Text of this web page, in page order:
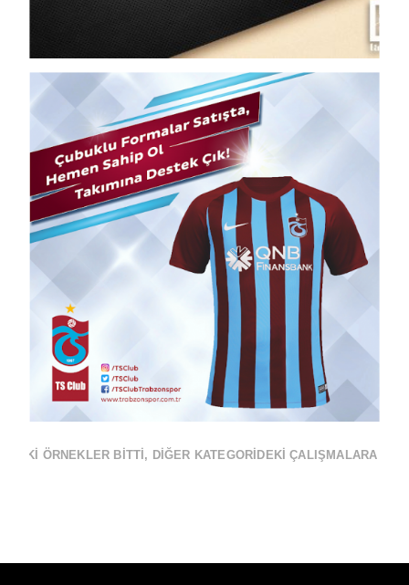
ÖRNEKLER BITTI, DIĞER KATEGORIDEKI ÇALIŞMALARA